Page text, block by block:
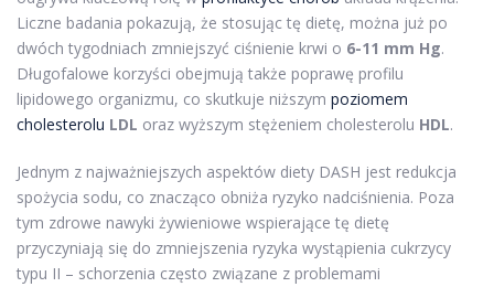
Liczne badania pokazują, że stosując tę dietę, można już po
dwóch tygodniach zmniejszyć ciśnienie krwi o 6-11 mm Hg.
Długofalowe korzyści obejmują także poprawę profilu
lipidowego organizmu, co skutkuje niższym poziomem
cholesterolu LDL oraz wyższym stężeniem cholesterolu HDL.
Jednym z najważniejszych aspektów diety DASH jest redukcja
spożycia sodu, co znacząco obniża ryzyko nadciśnienia. Poza
tym zdrowe nawyki żywieniowe wspierające tę dietę
przyczyniają się do zmniejszenia ryzyka wystąpienia cukrzycy
typu II – schorzenia często związane z problemami